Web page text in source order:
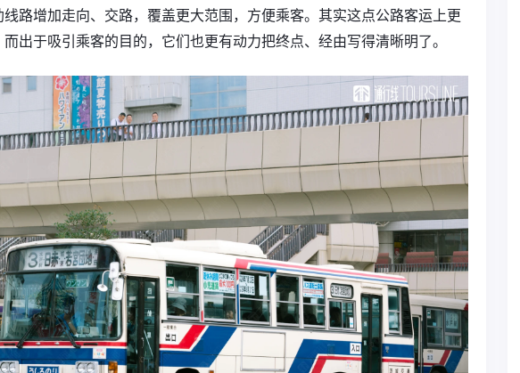
路增加走向、交路，覆盖更大范围，方便乘客。其实这点公路客运上更
出于吸引乘客的目的，它们也更有动力把终点、经由写得清晰明了。